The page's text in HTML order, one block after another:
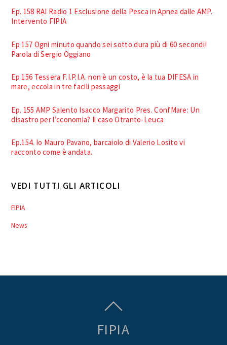
Ep. 158 RAI Radio 1 Esclusione della Pesca in Apnea dalle AMP.
Intervento FIPIA
Ep 157 Ogni minuto quando sei sotto dura più di 60 secondi!
Parola di Sergio Oggiano
Ep 156 Tessera F.I.P.I.A. non è un costo, è la tua DIFESA in
mare, eccola in tre facili passaggi
Ep. 155 AMP Salento Isacco Margarito Pres. ConfMare: Un
disastro per l’cconomia? Il caso Otranto-Leuca
Ep.154. Io Mauro Pavano, barcaiolo di Valerio Losito vi
racconto come è andata.
VEDI TUTTI GLI ARTICOLI
FIPIA
News
FIPIA